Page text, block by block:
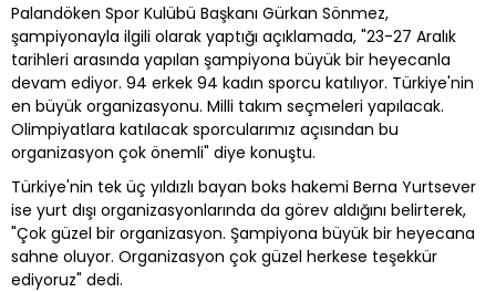
Palandöken Spor Kulübü Başkanı Gürkan Sönmez,
şampiyonayla ilgili olarak yaptığı açıklamada, "23-27 Aralık
tarihleri arasında yapılan şampiyona büyük bir heyecanla
devam ediyor. 94 erkek 94 kadın sporcu katılıyor. Türkiye'nin
en büyük organizasyonu. Milli takım seçmeleri yapılacak.
Olimpiyatlara katılacak sporcularımız açısından bu
organizasyon çok önemli" diye konuştu.
Türkiye'nin tek üç yıldızlı bayan boks hakemi Berna Yurtsever
ise yurt dışı organizasyonlarında da görev aldığını belirterek,
"Çok güzel bir organizasyon. Şampiyona büyük bir heyecana
sahne oluyor. Organizasyon çok güzel herkese teşekkür
ediyoruz" dedi.